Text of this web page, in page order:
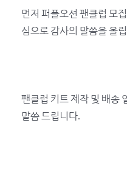
먼저 퍼플오션 팬클럽 모
심으로 감사의 말씀을 올
팬클럽 키트 제작 및 배송
말씀 드립니다.